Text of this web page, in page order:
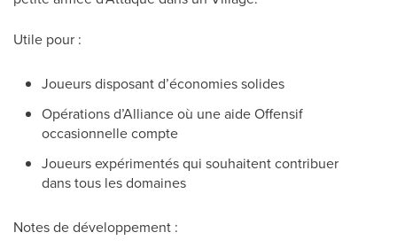
Utile pour :
Joueurs disposant d’économies solides
Opérations d’Alliance où une aide Offensif
occasionnelle compte
Joueurs expérimentés qui souhaitent contribuer
dans tous les domaines
Notes de développement :